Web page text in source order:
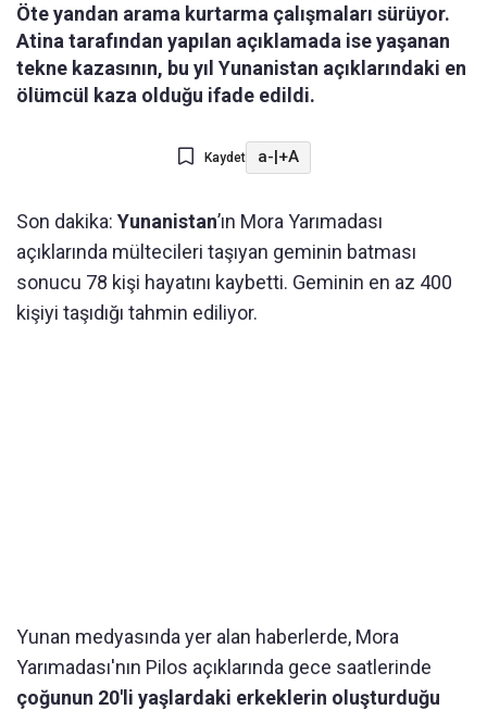
Öte yandan arama kurtarma çalışmaları sürüyor.
Atina tarafından yapılan açıklamada ise yaşanan
tekne kazasının, bu yıl Yunanistan açıklarındaki en
ölümcül kaza olduğu ifade edildi.
Kaydet a-|+A
Son dakika: Yunanistan’ın Mora Yarımadası
açıklarında mültecileri taşıyan geminin batması
sonucu 78 kişi hayatını kaybetti. Geminin en az 400
kişiyi taşıdığı tahmin ediliyor.
Yunan medyasında yer alan haberlerde, Mora
Yarımadası'nın Pilos açıklarında gece saatlerinde
çoğunun 20'li yaşlardaki erkeklerin oluşturduğu